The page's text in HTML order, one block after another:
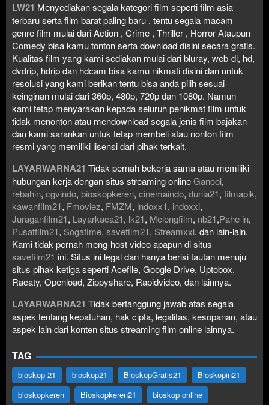
LW21 Menyediakan segala kategori film seperti film asia
terbaru serta film barat paling baru , tentu segala macam
genre film mulai dari Action , Crime , Thriller , Horror Ataupun
Comedy bisa kamu tonton serta download disini secara gratis.
Kualitas film yang kami sediakan mulai dari bluray, web-dl, hd,
dvdrip, hdrip dan hdcam bisa kamu nikmati disini dan untuk
resolusi yang kami berikan tentu bisa anda pilih sesuai
keinginan mulai dari 360p, 480p, 720p dan 1080p. Namun
kami tetap menyarakan kepada seluruh penikmat film untuk
tidak menonton atau mendownload segala jenis film bajakan
dan kami sarankan untuk tetap membeli atau nonton film
resmi yang memiliki lisensi dari pihak terkait.
LAYARWARNA21 Tidak pernah bekerja sama atau memiliki
hubungan kerja dengan situs streaming onlineGanool,
rebahin, cgvindo, bioskopkeren, cinemaindo, dunia21, filmapik,
kawanfilm21, Fmoviez, FMZM, indoxx1, indoxxi,
Juraganfilm21, Layarkaca21, lk21, Melongfilm, nb21,Pahe in,
Pusatfilm21, Sogafime, savefilm21, Streamxxi, dan lain-lain.
Kami tidak pernah meng-host video apapun di situs
savefilm21 ini. Situs ini legal dan hanya berisi tautan menuju
situs pihak ketiga seperti Acefile, Google Drive, Uptobox,
Racaty, Openload, Zippyshare, Rapidvideo, dan lainnya.
LAYARWARNA21 Tidak bertanggung jawab atas segala
aspek tentang kepatuhan, hak cipta, legalitas, kesopanan, atau
aspek lain dari konten situs streaming film online lainnya.
TAG
bioskop 21 bioskop21 BioskopGratis21
Bioskopin21
bioskopkeren
Bioskopkeren21 bioskop online